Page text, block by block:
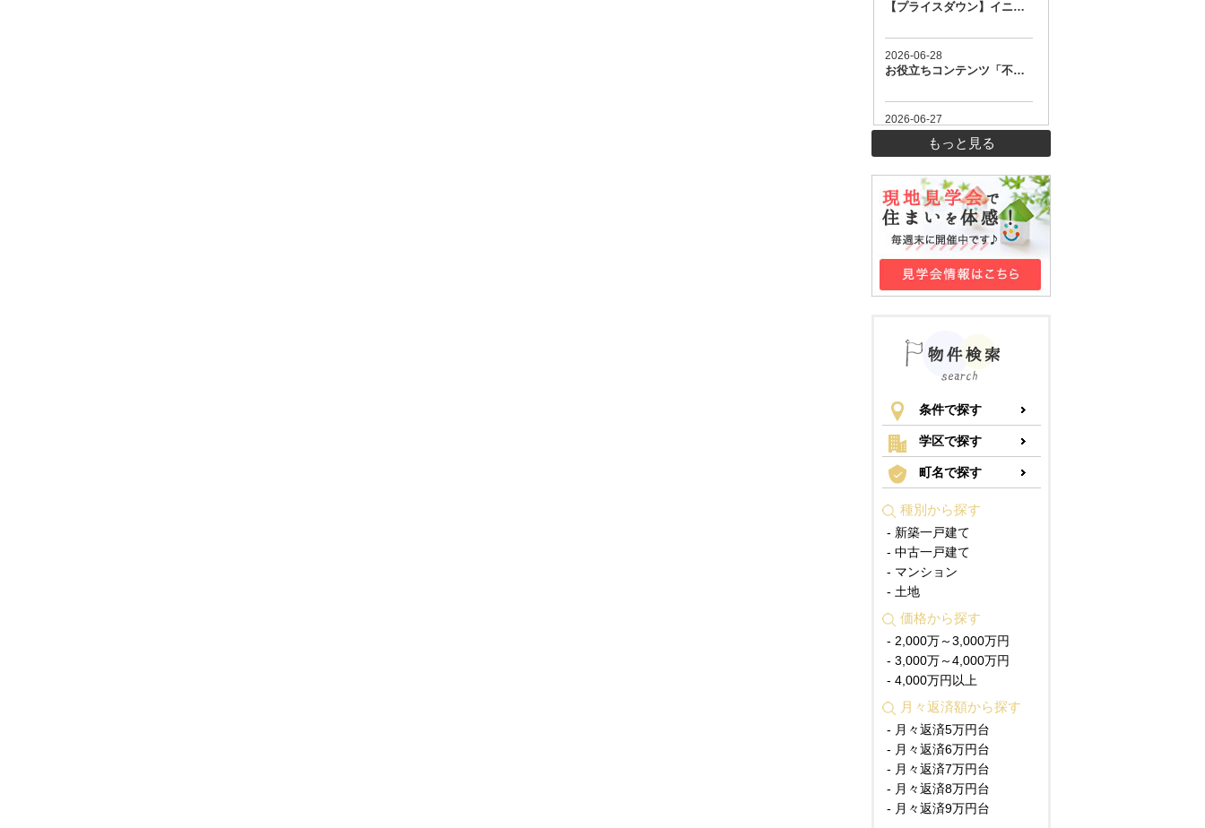
もっと見る
条件で探す
学区で探す
町名で探す
種別から探す
- 新築一戸建て
- 中古一戸建て
- マンション
- 土地
価格から探す
- 2,000万～3,000万円
- 3,000万～4,000万円
- 4,000万円以上
月々返済額から探す
- 月々返済5万円台
- 月々返済6万円台
- 月々返済7万円台
- 月々返済8万円台
- 月々返済9万円台